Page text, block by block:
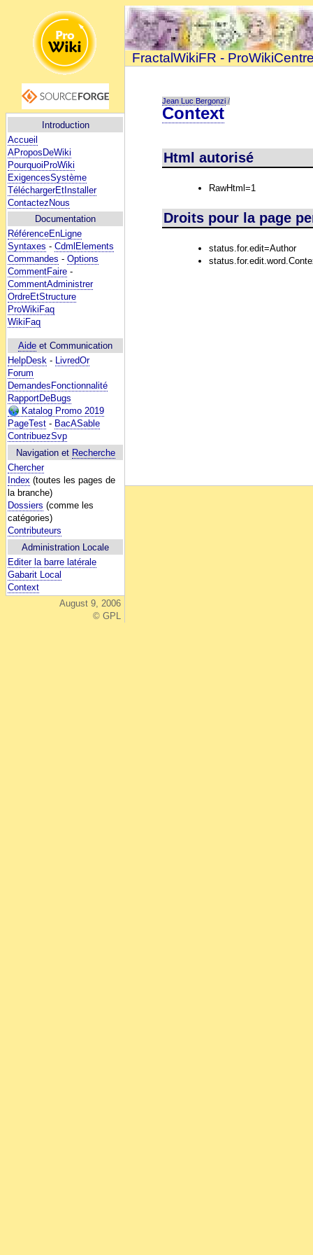
Introduction
Accueil
AProposDeWiki
PourquoiProWiki
ExigencesSystème
TéléchargerEtInstaller
ContactezNous
Documentation
RéférenceEnLigne
Syntaxes - CdmlElements
Commandes - Options
CommentFaire -
CommentAdministrer
OrdreEtStructure
ProWikiFaq
WikiFaq
Aide et Communication
HelpDesk - LivredOr
Forum
DemandesFonctionnalité
RapportDeBugs
Katalog Promo 2019
PageTest - BacASable
ContribuezSvp
Navigation et Recherche
Chercher
Index (toutes les pages de
la branche)
Dossiers (comme les
catégories)
Contributeurs
Administration Locale
Editer la barre latérale
Gabarit Local
Context
August 9, 2006
© GPL
FractalWikiFR -
Jean Luc Bergonzi /
Context
Html autorisé
RawHtml=1
Droits pour la page
status.for.edit=Author